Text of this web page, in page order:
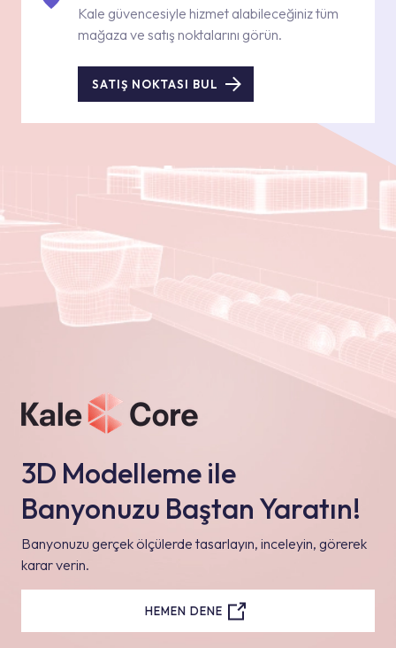
Kale güvencesiyle hizmet alabileceğiniz tüm
mağaza ve satış noktalarını görün.
SATIŞ NOKTASI BUL
3D Modelleme ile
Banyonuzu Baştan Yaratın!
Banyonuzu gerçek ölçülerde tasarlayın, inceleyin, görerek
karar verin.
HEMEN DENE